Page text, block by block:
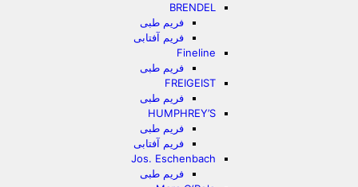
BRENDEL
فریم طبی
فریم آفتابی
Fineline
فریم طبی
FREIGEIST
فریم طبی
HUMPHREY’S
فریم طبی
فریم آفتابی
Jos. Eschenbach
فریم طبی